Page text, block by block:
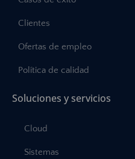
Clientes
Ofertas de empleo
Política de calidad
Soluciones y servicios
Cloud
Sistemas